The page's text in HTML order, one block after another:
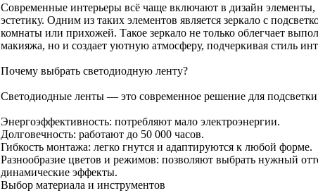
Современные интерьеры всё чаще включают в дизайн
эстетику. Одним из таких элементов является зеркало с
комнаты или прихожей. Такое зеркало не только облегчает
макияжа, но и создает уютную атмосферу, подчеркивая стиль
Почему выбрать светодиодную ленту?
Светодиодные ленты — это современное решение для
Энергоэффективность: потребляют мало электроэнергии.
Долговечность: работают до 50 000 часов.
Гибкость монтажа: легко гнутся и адаптируются к любой форме.
Разнообразие цветов и режимов: позволяют выбрать нужный
динамические эффекты.
Выбор материала и инструментов